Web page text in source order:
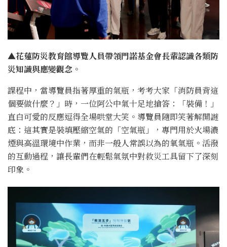
▲花蓮防災教育館導覽人員帶領門諾基金會長輩認識各類防
災知識與應變觀念。
課程中，當導覽員指著厚重的氣瓶，考考大家「消防員背這
個要做什麼？」時，一位阿公中氣十足地搶答：「裝備！」
直白可愛的反應逗得全場哄堂大笑。導覽員隨即笑著解開謎
底：這其實是裝填壓縮空氣的「空氣瓶」，專門用於火場濃
煙與高溫環境中作業，而非一般人常誤以為的氧氣瓶。活潑
的互動過程，讓長輩們在輕鬆氣氛中對救災工具留下了深刻
印象。